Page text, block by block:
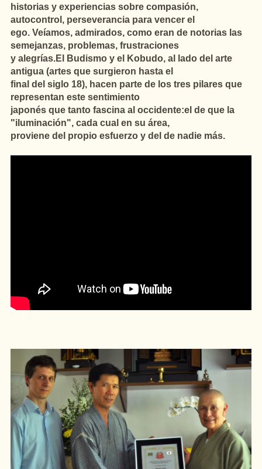
historias y experiencias sobre compasión,
autocontrol, perseverancia para vencer el
ego. Veíamos, admirados, como eran de notorias las
semejanzas, problemas, frustraciones
y alegrías.El Budismo y el Kobudo, al lado del arte
antigua (artes que surgieron hasta el
final del siglo 18), hacen parte de los tres pilares que
representan este sentimiento
japonés que tanto fascina al occidente:el de que la
"iluminación", cada cual en su área,
proviene del propio esfuerzo y del de nadie más.